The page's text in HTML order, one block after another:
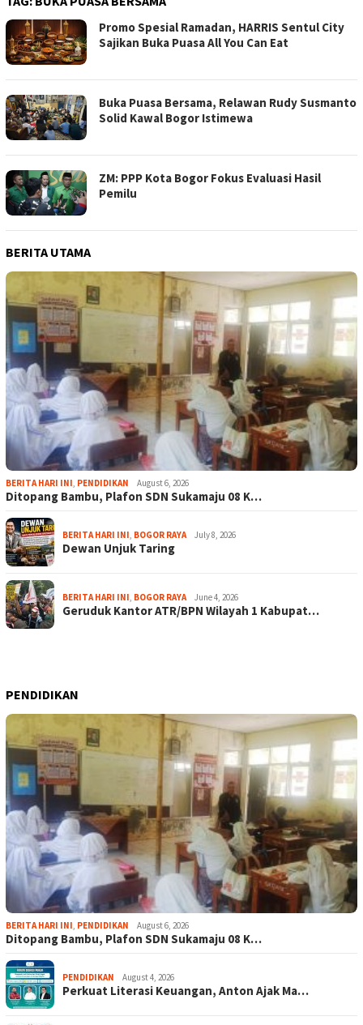
Promo Spesial Ramadan, HARRIS Sentul City
Sajikan Buka Puasa All You Can Eat
Buka Puasa Bersama, Relawan Rudy Susmanto
Solid Kawal Bogor Istimewa
ZM: PPP Kota Bogor Fokus Evaluasi Hasil
Pemilu
BERITA UTAMA
BERITA HARI INI, PENDIDIKAN August 6, 2026
Ditopang Bambu, Plafon SDN Sukamaju 08 K…
BERITA HARI INI, BOGOR RAYA July 8, 2026
Dewan Unjuk Taring
BERITA HARI INI, BOGOR RAYA June 4, 2026
Geruduk Kantor ATR/BPN Wilayah 1 Kabupat…
PENDIDIKAN
BERITA HARI INI, PENDIDIKAN August 6, 2026
Ditopang Bambu, Plafon SDN Sukamaju 08 K…
PENDIDIKAN August 4, 2026
Perkuat Literasi Keuangan, Anton Ajak Ma…